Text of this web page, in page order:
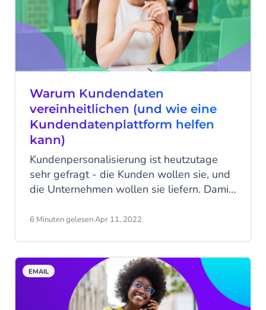
in verschiedene Kundenkontaktpunkte
ermöglichen, einschließlich Paid Search,
Display, E-Mail, soziale Medien,
organische Suche und Empfehlungen.
Warum Kundendaten
vereinheitlichen (und wie eine
Kundendatenplattform helfen
kann)
Kundenpersonalisierung ist heutzutage
sehr gefragt - die Kunden wollen sie, und
die Unternehmen wollen sie liefern. Damit
richtig umsetzen kann, sollten Sie damit
6 Minuten gelesen·Apr 11, 2022
EMAIL